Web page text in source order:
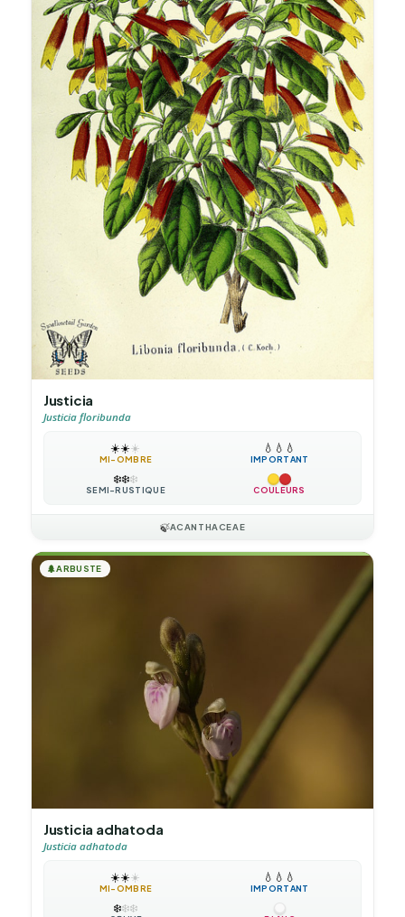
Justicia
Justicia floribunda
☀️☀️☀️
MI-OMBRE
💧 💧 💧
IMPORTANT
❄️❄️❄️
SEMI-RUSTIQUE COULEURS
🍃ACANTHACEAE
🌲ARBUSTE
Justicia adhatoda
Justicia adhatoda
☀️☀️☀️
MI-OMBRE
💧 💧 💧
IMPORTANT
❄️❄️❄️